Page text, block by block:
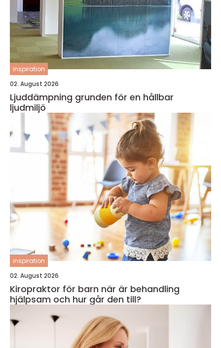
inspiration
02. August 2026
Ljuddämpning grunden för en hållbar
ljudmiljö
inspiration
02. August 2026
Kiropraktor för barn när är behandling
hjälpsam och hur går den till?